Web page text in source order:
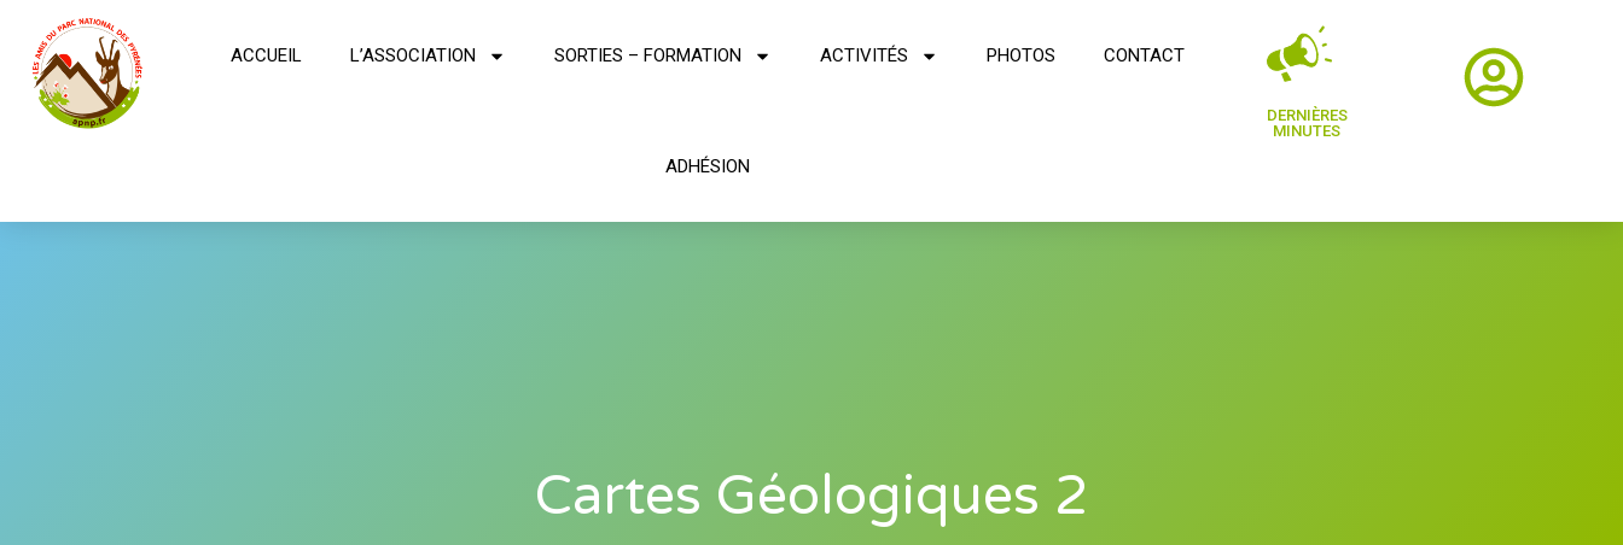
ACCUEIL L’ASSOCIATION SORTIES – FORMATION ACTIVITÉS PHOTOS CONTACT
ADHÉSION
DERNIÈRES
MINUTES
Cartes Géologiques 2